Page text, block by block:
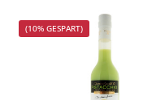
(10% GESPART)